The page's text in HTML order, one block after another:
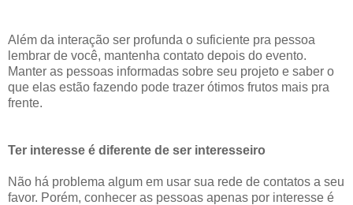
Além da interação ser profunda o suficiente pra pessoa
lembrar de você, mantenha contato depois do evento.
Manter as pessoas informadas sobre seu projeto e saber o
que elas estão fazendo pode trazer ótimos frutos mais pra
frente.
Ter interesse é diferente de ser interesseiro
Não há problema algum em usar sua rede de contatos a seu
favor. Porém, conhecer as pessoas apenas por interesse é